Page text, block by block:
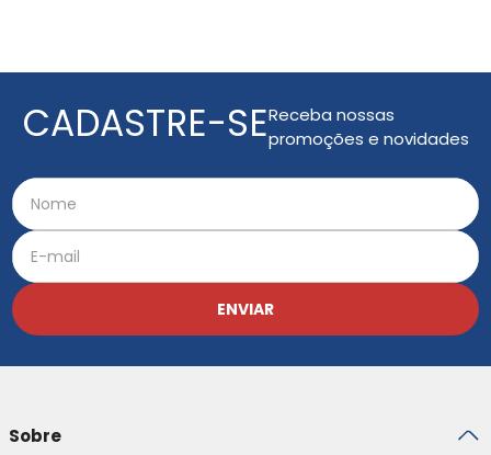
CADASTRE-SEReceba nossas
promoções e novidades
ENVIAR
Sobre